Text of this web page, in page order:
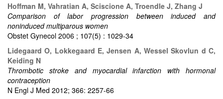
Hoffman M, Vahratian A, Sciscione A, Troendle J, Zhang J
Comparison of labor progression between induced and
noninduced multiparous women
Obstet Gynecol 2006 ; 107(5) : 1029-34
Lidegaard O, Lokkegaard E, Jensen A, Wessel Skovlun d C,
Keiding N
Thrombotic stroke and myocardial infarction with hormonal
contraception
N Engl J Med 2012; 366: 2257-66